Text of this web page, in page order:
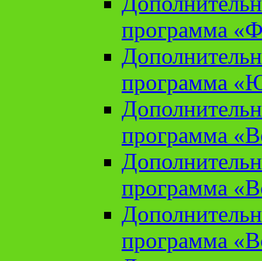
программа
программа
программа
программа
программа